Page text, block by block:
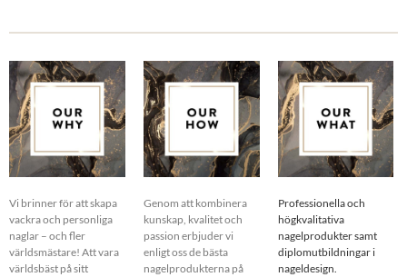
Vi brinner för att skapa
vackra och personliga
naglar – och fler
världsmästare! Att vara
världsbäst på sitt
Genom att kombinera
kunskap, kvalitet och
passion erbjuder vi
enligt oss de bästa
nagelprodukterna på
Professionella och
högkvalitativa
nagelprodukter samt
diplomutbildningar i
nageldesign.